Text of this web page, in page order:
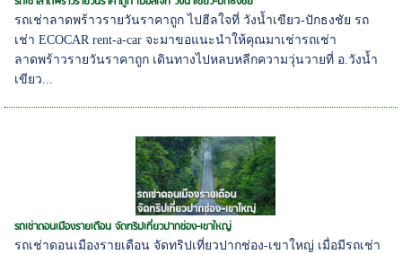
รถเช่าลาดพร้าวรายวันราคาถูก ไปฮีลใจที่ วังน้ำเขียว-ปักธงชัย รถ
เช่า ECOCAR rent-a-car จะมาขอแนะนำให้คุณมาเช่ารถเช่า
ลาดพร้าวรายวันราคาถูก เดินทางไปหลบหลีกความวุ่นวายที่ อ.วังน้ำ
เขียว...
รถเช่าดอนเมืองรายเดือน จัดทริปเที่ยวปากช่อง-เขาใหญ่
รถเช่าดอนเมืองรายเดือน จัดทริปเที่ยวปากช่อง-เขาใหญ่ เมื่อมีรถเช่า